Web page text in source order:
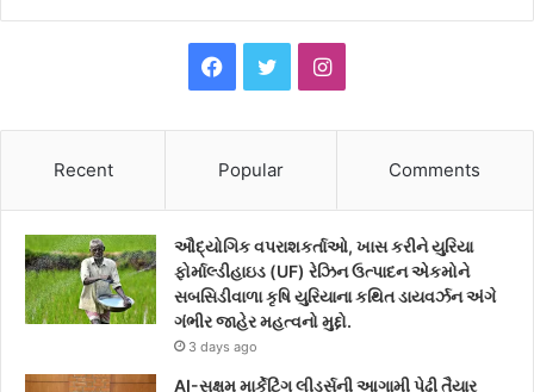
c
e
b
o
o
i
t
t
e
I
t
a
g
Recent Popular Comments
ઔદ્યોગિક વપરાશકર્તાઓ, ખાસ કરીને યુરિયા
ફોર્માલ્ડીહાઇડ (UF) રેઝિન ઉત્પાદન એકમોને
સબસિડીવાળા કૃષિ યુરિયાના કથિત ડાયવર્ઝન અંગે
ગંભીર જાહેર મહત્વનો મુદ્દો.
3 days ago
AI-સક્ષમ માર્કેટિંગ લીડર્સની આગામી પેઢી તૈયાર